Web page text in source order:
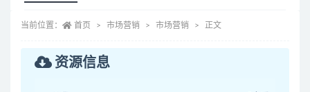
当前位置： 首页 市场营销 市场营销 正文
资源信息